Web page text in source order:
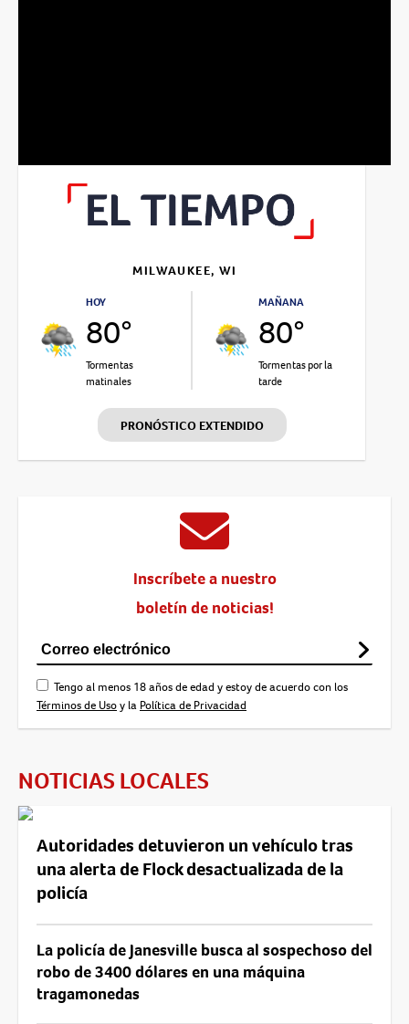
MILWAUKEE, WI
HOY
80°
Tormentas
matinales
MAÑANA
80°
Tormentas por la
tarde
PRONÓSTICO EXTENDIDO
Inscríbete a nuestro
boletín de noticias!
Tengo al menos 18 años de edad y estoy de acuerdo con los
Términos de Usoy la Política de Privacidad
NOTICIAS LOCALES
Autoridades detuvieron un vehículo tras
una alerta de Flock desactualizada de la
policía
La policía de Janesville busca al sospechoso del
robo de 3400 dólares en una máquina
tragamonedas